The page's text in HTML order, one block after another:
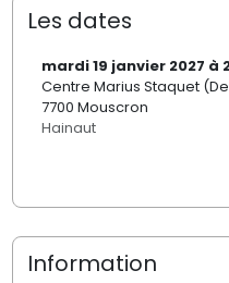
Les dates
mardi 19 janvier 2027 à
Centre Marius Staquet
7700 Mouscron
Hainaut
Information